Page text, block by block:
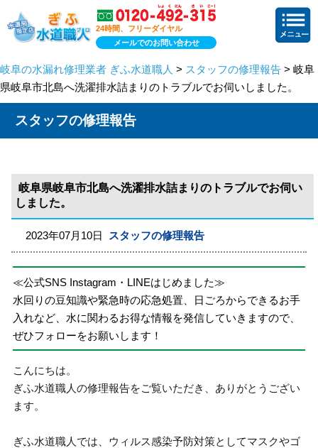
24時間、フリーダイヤル
メールでのお問い合わせ
岐阜の水漏れ修理業者 ぎふ水道職人 > スタッフの修理報告 > 岐阜
県岐阜市北島へ洗濯排水詰まりのトラブルでお伺いしました。
スタッフの修理報告
岐阜県岐阜市北島へ洗濯排水詰まりのトラブルでお伺い
しました。
2023年07月10日 スタッフの修理報告
≪公式SNS Instagram・LINEはじめました≫
水回りの豆知識や緊急時の応急処置、日ごろからできるお手
入れなど、水に関わるお得な情報を発信していきますので、
ぜひフォローをお願いします！
こんにちは。
ぎふ水道職人の修理報告をご覧いただき、ありがとうござい
ます。
ぎふ水道職人では、ウィルス感染予防対策としてマスクやゴ